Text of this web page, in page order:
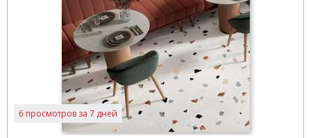
6 просмотров за 7 дней